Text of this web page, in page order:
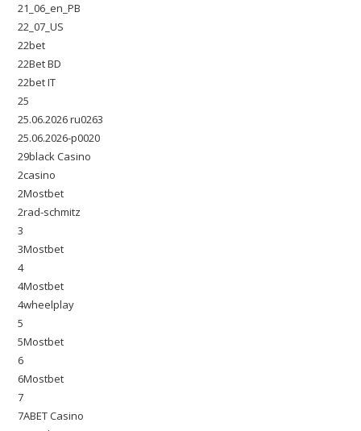
21_06_en_PB
22_07_US
22bet
22Bet BD
22bet IT
25
25.06.2026 ru0263
25.06.2026-p0020
29black Casino
2casino
2Mostbet
2rad-schmitz
3
3Mostbet
4
4Mostbet
4wheelplay
5
5Mostbet
6
6Mostbet
7
7ABET Casino